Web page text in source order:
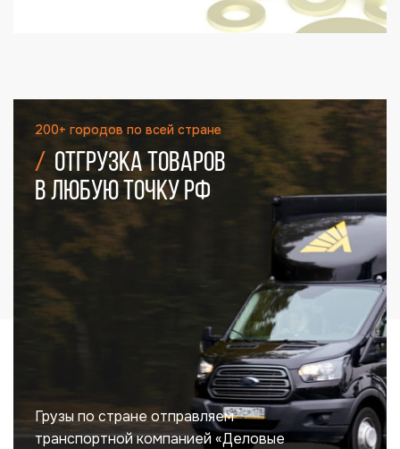
200+ городов по всей стране
Отгрузка товаров
в любую точку РФ
Грузы по стране отправляем
транспортной компанией «Деловые